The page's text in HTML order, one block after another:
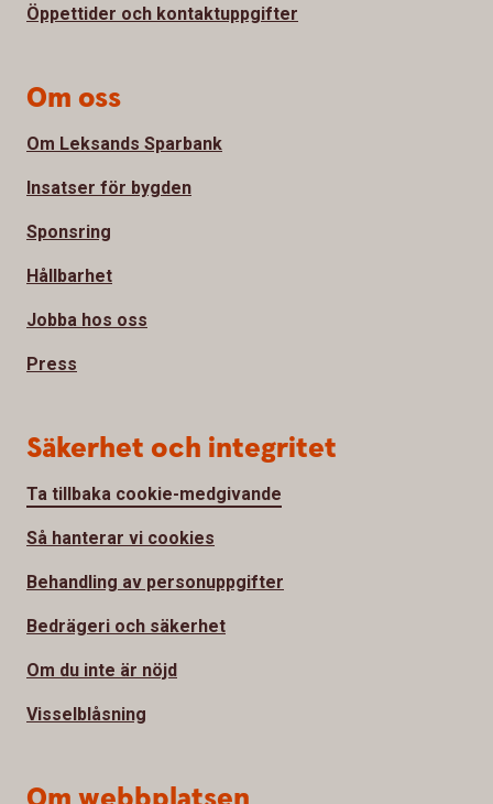
Öppettider och kontaktuppgifter
Om oss
Om Leksands Sparbank
Insatser för bygden
Sponsring
Hållbarhet
Jobba hos oss
Press
Säkerhet och integritet
Ta tillbaka cookie-medgivande
Så hanterar vi cookies
Behandling av personuppgifter
Bedrägeri och säkerhet
Om du inte är nöjd
Visselblåsning